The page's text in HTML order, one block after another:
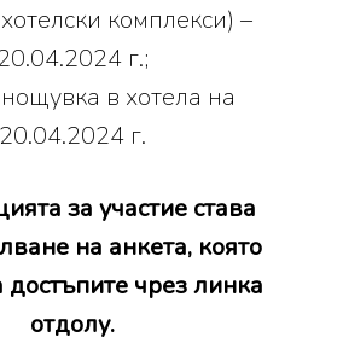
комплекси) –
г.;
в хотела на
20.04.2024 г.
за участие става
на анкета, която
чрез линка
отдолу.